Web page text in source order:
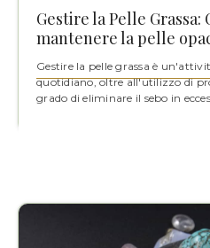
Gestire la Pelle
mantenere la pelle
Gestire la pelle grassa è
quotidiano, oltre all'utilizzo di
grado di eliminare il sebo in